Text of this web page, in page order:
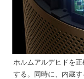
ホルムアルデヒドを
する。同時に、内蔵